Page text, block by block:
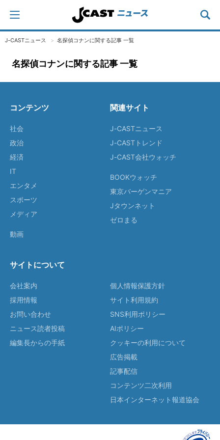
J-CASTニュース 名探偵コナンに関する記事 一覧
名探偵コナンに関する記事 一覧
コンテンツ
社会
政治
経済
IT
エンタメ
スポーツ
メディア
動画
関連サイト
J-CASTニュース
J-CASTトレンド
J-CAST会社ウォッチ
BOOKウォッチ
東京バーゲンマニア
Jタウンネット
ゼロまる
サイトについて
会社案内
採用情報
お問い合わせ
ニュース読者投稿
編集長からの手紙
個人情報保護方針
サイト利用規約
SNS利用ポリシー
AIポリシー
クッキーの利用について
広告掲載
記事配信
コンテンツ二次利用
日本インターネット報道協会